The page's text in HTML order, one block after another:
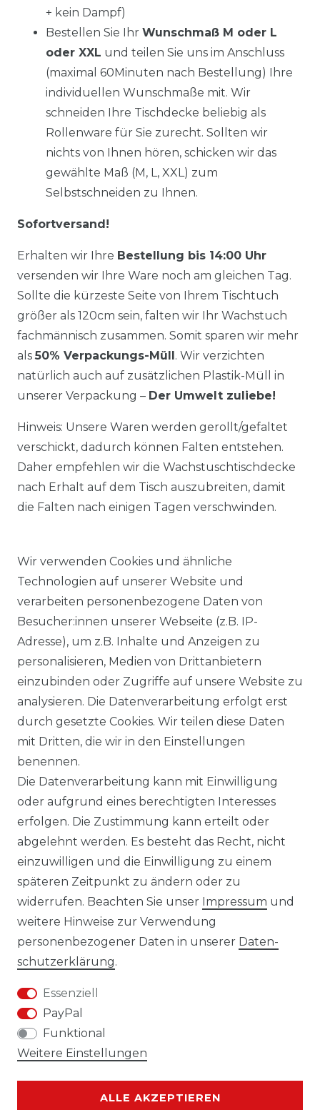
+ kein Dampf)
Bestellen Sie Ihr Wunschmaß M oder L
oder XXL und teilen Sie uns im Anschluss
(maximal 60Minuten nach Bestellung) Ihre
individuellen Wunschmaße mit. Wir
schneiden Ihre Tischdecke beliebig als
Rollenware für Sie zurecht. Sollten wir
nichts von Ihnen hören, schicken wir das
gewählte Maß (M, L, XXL) zum
Selbstschneiden zu Ihnen.
Sofortversand!
Erhalten wir Ihre Bestellung bis 14:00 Uhr
versenden wir Ihre Ware noch am gleichen Tag.
Sollte die kürzeste Seite von Ihrem Tischtuch
größer als 120cm sein, falten wir Ihr Wachstuch
fachmännisch zusammen. Somit sparen wir mehr
als 50% Verpackungs-Müll. Wir verzichten
natürlich auch auf zusätzlichen Plastik-Müll in
unserer Verpackung – Der Umwelt zuliebe!
Hinweis: Unsere Waren werden gerollt/gefaltet
verschickt, dadurch können Falten entstehen.
Daher empfehlen wir die Wachstuschtischdecke
nach Erhalt auf dem Tisch auszubreiten, damit
die Falten nach einigen Tagen verschwinden.
KOSTENLOSER & SCHNELLER VERSAND
LIEFERZEIT ETWA 1 BIS 3 WERKTAGE
14 TAGE RÜCKGABERECHT
Laro-Shop.de
06233-7705680
info@laro-shop.de
Montag - Freitag, 09:00 - 17:00
Widerrufs­recht
Daten­schutz­erklärung
Wir verwenden Cookies und ähnliche
Technologien auf unserer Website und
verarbeiten personenbezogene Daten von
Besucher:innen unserer Webseite (z.B. IP-
Adresse), um z.B. Inhalte und Anzeigen zu
personalisieren, Medien von Drittanbietern
einzubinden oder Zugriffe auf unsere Website zu
analysieren. Die Datenverarbeitung erfolgt erst
durch gesetzte Cookies. Wir teilen diese Daten
mit Dritten, die wir in den Einstellungen
benennen.
Die Datenverarbeitung kann mit Einwilligung
oder aufgrund eines berechtigten Interesses
erfolgen. Die Zustimmung kann erteilt oder
abgelehnt werden. Es besteht das Recht, nicht
einzuwilligen und die Einwilligung zu einem
späteren Zeitpunkt zu ändern oder zu
widerrufen. Beachten Sie unser Impressum und
weitere Hinweise zur Verwendung
personenbezogener Daten in unserer Daten­
schutz­erklärung.
Essenziell
PayPal
Funktional
Weitere Einstellungen
ALLE AKZEPTIEREN